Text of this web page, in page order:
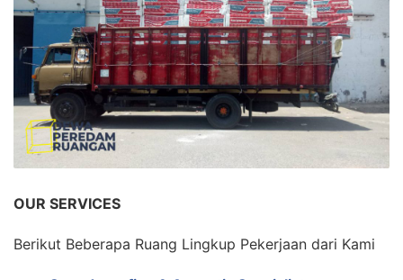
OUR SERVICES
Berikut Beberapa Ruang Lingkup Pekerjaan dari Kami